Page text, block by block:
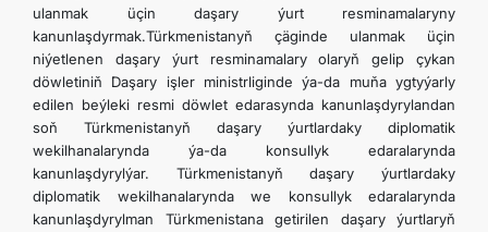
ulanmak üçin daşary ýurt resminamalaryny
kanunlaşdyrmak.Türkmenistanyň çäginde ulanmak üçin
niýetlenen daşary ýurt resminamalary olaryň gelip çykan
döwletiniň Daşary işler ministrliginde ýa-da muňa ygtyýarly
edilen beýleki resmi döwlet edarasynda kanunlaşdyrylandan
soň Türkmenistanyň daşary ýurtlardaky diplomatik
wekilhanalarynda ýa-da konsullyk edaralarynda
kanunlaşdyrylýar. Türkmenistanyň daşary ýurtlardaky
diplomatik wekilhanalarynda we konsullyk edaralarynda
kanunlaşdyrylman Türkmenistana getirilen daşary ýurtlaryň